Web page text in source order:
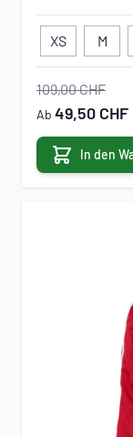
XS M
109,00 CHF
Ab 49,50 CHF
In den